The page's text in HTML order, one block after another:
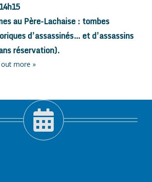
14h15
au Père-Lachaise : tombes
d’assassinés… et d’assassins
réservation).
out more »